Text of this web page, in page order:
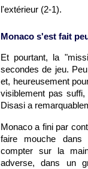
l'extérieur (2-1).
Monaco s'est fait
Et pourtant, la
secondes de jeu.
et, heureusement
visiblement pas
Disasi a
Monaco a fini par
faire mouche
compter sur la
adverse, dans un